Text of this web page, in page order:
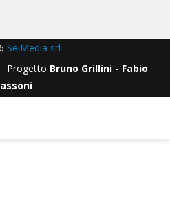
SeiMedia srl
Bruno Grillini - Fabio